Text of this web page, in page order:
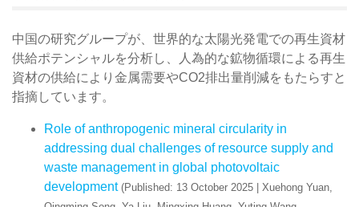
中国の研究グループが、世界的な太陽光発電での再生資材
供給ポテンシャルを分析し、人為的な鉱物循環による再生
資材の供給により金属需要やCO2排出量削減をもたらすと
指摘しています。
Role of anthropogenic mineral circularity in
addressing dual challenges of resource supply and
waste management in global photovoltaic
development (Published: 13 October 2025 | Xuehong Yuan,